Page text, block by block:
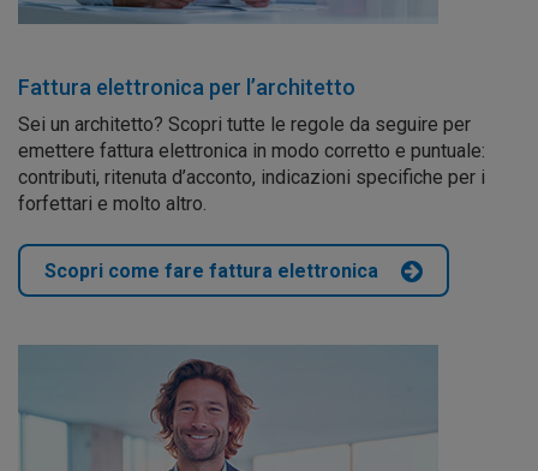
Fattura elettronica per l’architetto
Sei un architetto? Scopri tutte le regole da seguire per
emettere fattura elettronica in modo corretto e puntuale:
contributi, ritenuta d’acconto, indicazioni specifiche per i
forfettari e molto altro.
Scopri come fare fattura elettronica